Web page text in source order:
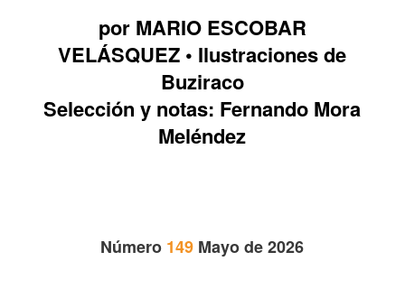
por MARIO ESCOBAR
VELÁSQUEZ • Ilustraciones de
Buziraco
Selección y notas: Fernando Mora
Meléndez
Número 149 Mayo de 2026